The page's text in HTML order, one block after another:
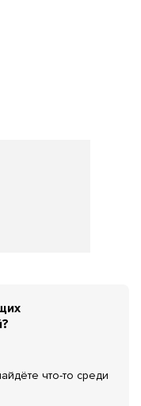
что-то среди